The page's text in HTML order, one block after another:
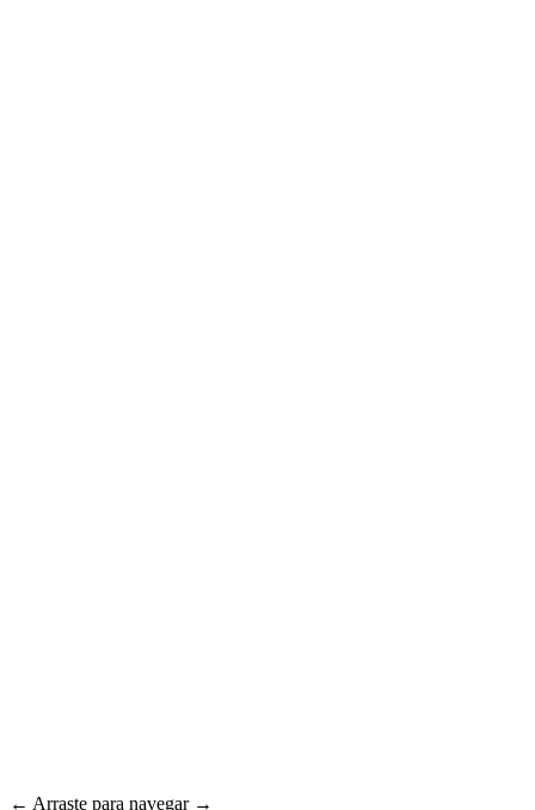
← Arraste para navegar →